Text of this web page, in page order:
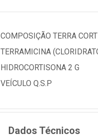
COMPOSIÇÃO TERRA
TERRAMICINA
HIDROCORTISONA 2 G
VEÍCULO Q.S.P
Dados Técnicos